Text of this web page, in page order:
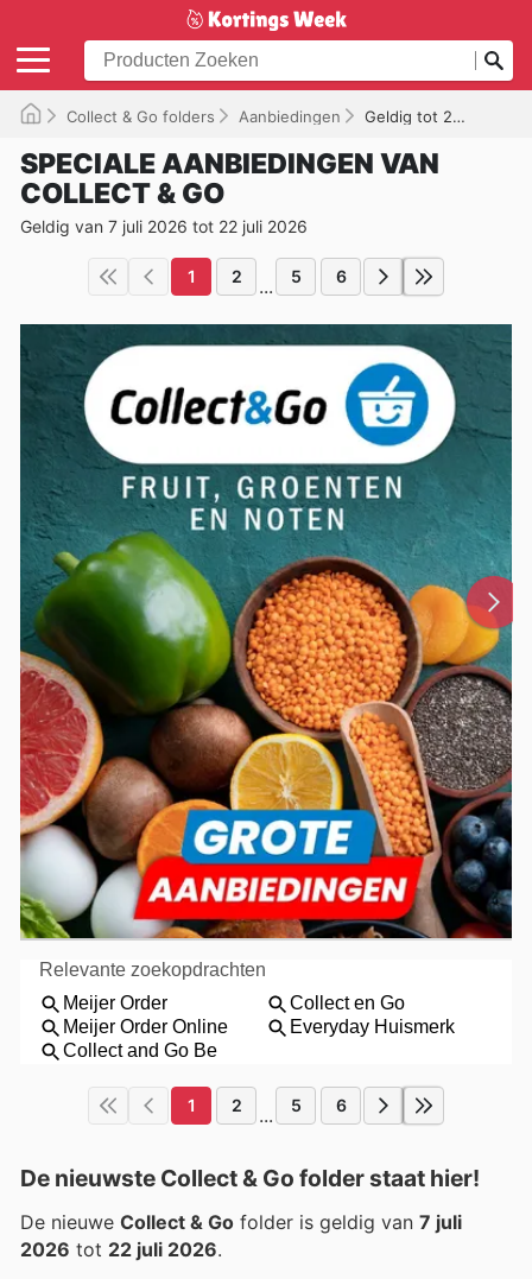
Collect & Go folders Aanbiedingen Geldig tot 22/07/2026
SPECIALE AANBIEDINGEN VAN
COLLECT & GO
Geldig van 7 juli 2026 tot 22 juli 2026
1 2 ... 5 6
1 2 ... 5 6
De nieuwste Collect & Go folder staat hier!
De nieuwe Collect & Go folder is geldig van 7 juli
2026 tot 22 juli 2026.